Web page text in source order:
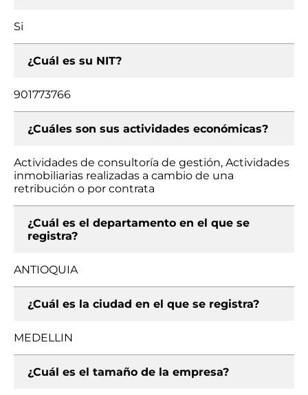
Si
¿Cuál es su NIT?
901773766
¿Cuáles son sus actividades económicas?
Actividades de consultoría de gestión, Actividades
inmobiliarias realizadas a cambio de una
retribución o por contrata
¿Cuál es el departamento en el que se
registra?
ANTIOQUIA
¿Cuál es la ciudad en el que se registra?
MEDELLIN
¿Cuál es el tamaño de la empresa?